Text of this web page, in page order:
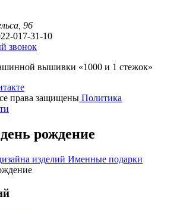
96
017-31-10
звонок
вышивки «1000 и 1 стежок»
права защищены Политика
рождение
изделий Именные подарки